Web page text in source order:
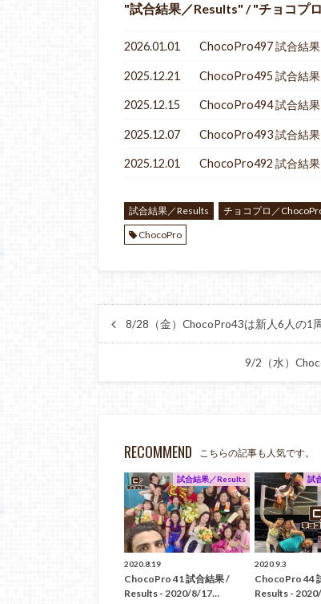
試合結果／Results / チョコプ
2026.01.01 ChocoPro497 試合結果
2025.12.21 ChocoPro495 試合結果
2025.12.15 ChocoPro494 試合結果
2025.12.07 ChocoPro493 試合結果
2025.12.01 ChocoPro492 試合結果
試合結果／Results
チョコプロ／
ChocoPro
8/28（金）ChocoPro43は新人6人の1
9/2（水）
RECOMMEND こちらの記事も人気です。
試合結果／Results
2020.8.19
ChocoPro 41 試合結果 /
Results - 2020/8/17…
試
2020.9.3
ChocoPro 44
Results -